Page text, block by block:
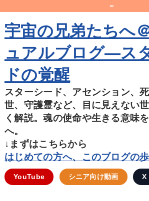
=
宇宙の兄弟たちへ
ュアルブログ―ス
ドの覚醒
スターシード、アセンション、
世、守護霊など、目に見えない
く解説。魂の使命や生きる意味
へ。
↓まずはこちらから
はじめての方へ、このブログの
YouTube シニア向け動画 X